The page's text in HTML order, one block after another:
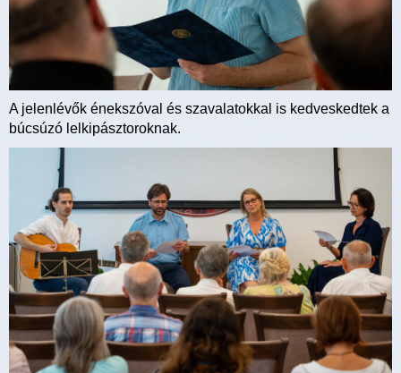
A jelenlévők énekszóval és szavalatokkal is kedveskedtek a
búcsúzó lelkipásztoroknak.